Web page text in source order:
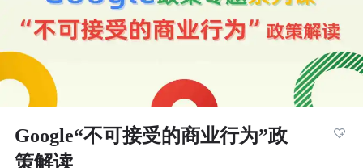
Google“不可接受的商业行为”政
策解读